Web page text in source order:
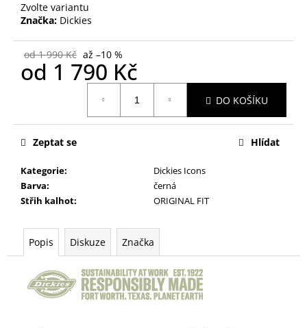
Zvolte variantu
Značka: Dickies
od 1 990 Kč až –10 %
od 1 790 Kč
DO KOŠÍKU
Kategorie:
Dickies Icons
Barva:
černá
Střih kalhot: ORIGINAL FIT
Zeptat se Hlídat
Popis Diskuze Značka